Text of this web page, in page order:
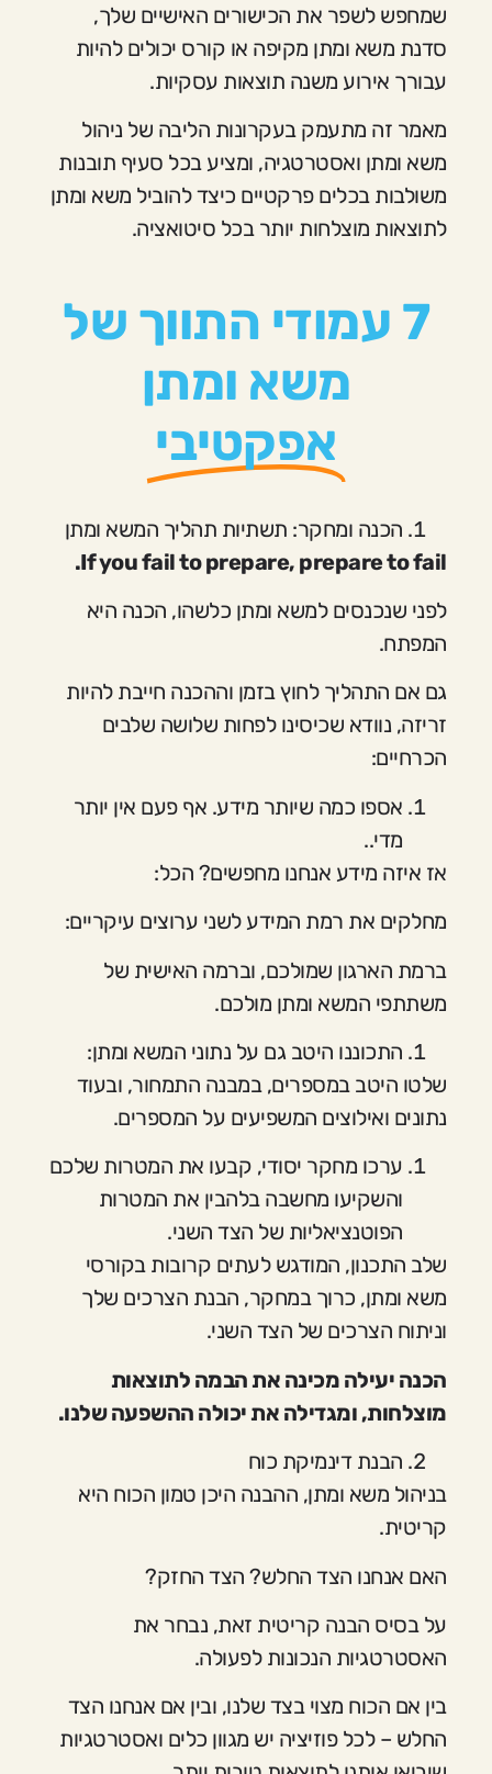
שמחפש לשפר את הכישורים האישיים שלך,
סדנת משא ומתן מקיפה או קורס יכולים להיות
עבורך אירוע משנה תוצאות עסקיות.
מאמר זה מתעמק בעקרונות הליבה של ניהול
משא ומתן ואסטרטגיה, ומציע בכל סעיף תובנות
משולבות בכלים פרקטיים כיצד להוביל משא ומתן
לתוצאות מוצלחות יותר בכל סיטואציה.
7 עמודי התווך של
משא ומתן
אפקטיבי
הכנה ומחקר: תשתיות תהליך המשא ומתן
If you fail to prepare, prepare to fail.
לפני שנכנסים למשא ומתן כלשהו, הכנה היא
המפתח.
גם אם התהליך לחוץ בזמן וההכנה חייבת להיות
זריזה, נוודא שכיסינו לפחות שלושה שלבים
הכרחיים:
אספו כמה שיותר מידע. אף פעם אין יותר
מדי..
אז איזה מידע אנחנו מחפשים? הכל:
מחלקים את רמת המידע לשני ערוצים עיקריים:
ברמת הארגון שמולכם, וברמה האישית של
משתתפי המשא ומתן מולכם.
התכוננו היטב גם על נתוני המשא ומתן:
שלטו היטב במספרים, במבנה התמחור, ובעוד
נתונים ואילוצים המשפיעים על המספרים.
ערכו מחקר יסודי, קבעו את המטרות שלכם
והשקיעו מחשבה בלהבין את המטרות
הפוטנציאליות של הצד השני.
שלב התכנון, המודגש לעתים קרובות בקורסי
משא ומתן, כרוך במחקר, הבנת הצרכים שלך
וניתוח הצרכים של הצד השני.
הכנה יעילה מכינה את הבמה לתוצאות
מוצלחות, ומגדילה את יכולה ההשפעה שלנו.
הבנת דינמיקת כוח
בניהול משא ומתן, ההבנה היכן טמון הכוח היא
קריטית.
האם אנחנו הצד החלש? הצד החזק?
על בסיס הבנה קריטית זאת, נבחר את
האסטרטגיות הנכונות לפעולה.
בין אם הכוח מצוי בצד שלנו, ובין אם אנחנו הצד
החלש – לכל פוזיציה יש מגוון כלים ואסטרטגיות